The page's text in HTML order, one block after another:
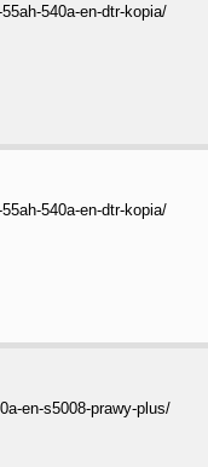
540a-en-dtr-kopia/
540a-en-dtr-kopia/
en-s5008-prawy-plus/